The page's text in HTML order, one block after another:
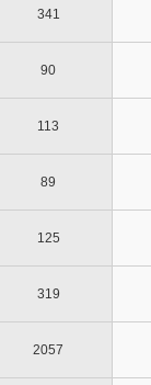
341
90
113
89
125
319
2057